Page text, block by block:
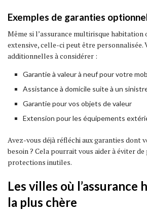
Exemples de garanties
Même si l’assurance multirisque habitation
extensive, celle-ci peut être personnalisée.
additionnelles à considérer :
Garantie à valeur à neuf pour votre
Assistance à domicile suite à un
Garantie pour vos objets de valeur
Extension pour les équipements
Avez-vous déjà réfléchi aux garanties dont
besoin ? Cela pourrait vous aider à éviter
protections inutiles.
Les villes où l’assurance
la plus chère